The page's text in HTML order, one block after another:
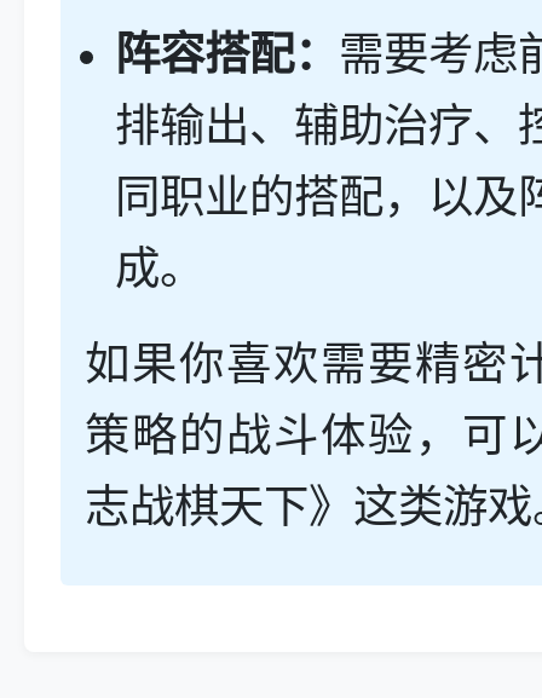
阵容搭配： 需要考虑
排输出、辅助治疗、
同职业的搭配，以及
成。
如果你喜欢需要精密
策略的战斗体验，可
志战棋天下》这类游